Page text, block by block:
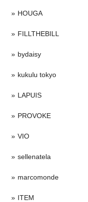
HOUGA
FILLTHEBILL
bydaisy
kukulu tokyo
LAPUIS
PROVOKE
VIO
sellenatela
marcomonde
ITEM